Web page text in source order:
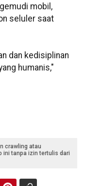
mobil,
seluler saat
dan kedisiplinan
humanis,"
crawling atau
ini tanpa izin tertulis dari